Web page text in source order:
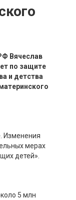
Вячеслав
по защите
и детства
Изменения
мерах
детей».
5 млн